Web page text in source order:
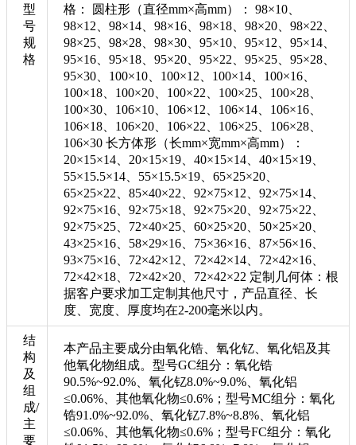
型
号
规
格
格： 圆柱形（直径mm×高mm）： 98×10、
98×12、98×14、98×16、98×18、98×20、98×22、
98×25、98×28、98×30、95×10、95×12、95×14、
95×16、95×18、95×20、95×22、95×25、95×28、
95×30、100×10、100×12、100×14、100×16、
100×18、100×20、100×22、100×25、100×28、
100×30、106×10、106×12、106×14、106×16、
106×18、106×20、106×22、106×25、106×28、
106×30 长方体形（长mm×宽mm×高mm）：
20×15×14、20×15×19、40×15×14、40×15×19、
55×15.5×14、55×15.5×19、65×25×20、
65×25×22、85×40×22、92×75×12、92×75×14、
92×75×16、92×75×18、92×75×20、92×75×22、
92×75×25、72×40×25、60×25×20、50×25×20、
43×25×16、58×29×16、75×36×16、87×56×16、
93×75×16、72×42×12、72×42×14、72×42×16、
72×42×18、72×42×20、72×42×22 定制几何体：根
据客户要求加工定制其他尺寸，产品直径、长
度、宽度、厚度均在2-200毫米以内。
结
构
及
组
成/
主
要
本产品主要成分由氧化锆、氧化钇、氧化铝及其
他氧化物组成。型号GC组分：氧化锆
90.5%~92.0%、氧化钇8.0%~9.0%、氧化铝
≤0.06%、其他氧化物≤0.6%；型号MC组分：氧化
锆91.0%~92.0%、氧化钇7.8%~8.8%、氧化铝
≤0.06%、其他氧化物≤0.6%；型号FC组分：氧化